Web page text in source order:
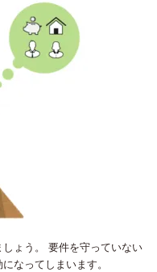
ょう。 要件を守っていない
なってしまいます。